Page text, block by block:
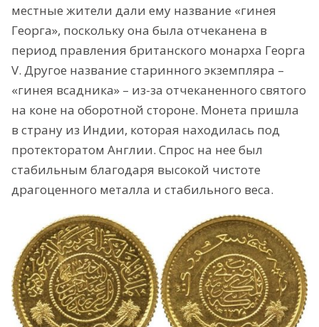
местные жители дали ему название «гинея
Георга», поскольку она была отчеканена в
период правления британского монарха Георга
V. Другое название старинного экземпляра –
«гинея всадника» – из-за отчеканенного святого
на коне на оборотной стороне. Монета пришла
в страну из Индии, которая находилась под
протекторатом Англии. Спрос на нее был
стабильным благодаря высокой чистоте
драгоценного металла и стабильного веса.